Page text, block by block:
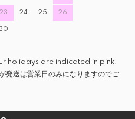
23 24 25 26
holidays are indicated in pink.
発送は営業日のみになりますのでご